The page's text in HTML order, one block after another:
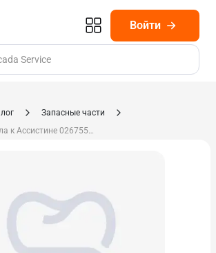
Войти
Service
Запасные части
Клапан подачи масла к Ассистине 02675500 830672